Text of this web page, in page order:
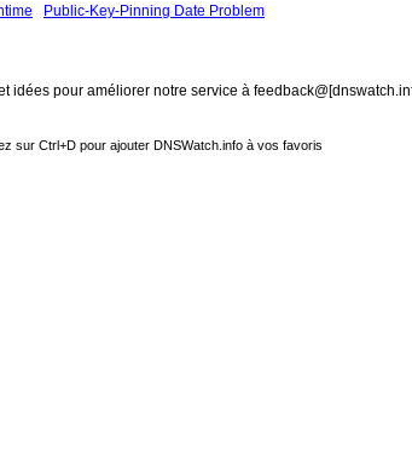
Public-Key-Pinning Date Problem
idées pour améliorer notre service à
sur Ctrl+D pour ajouter DNSWatch.info à vos favoris